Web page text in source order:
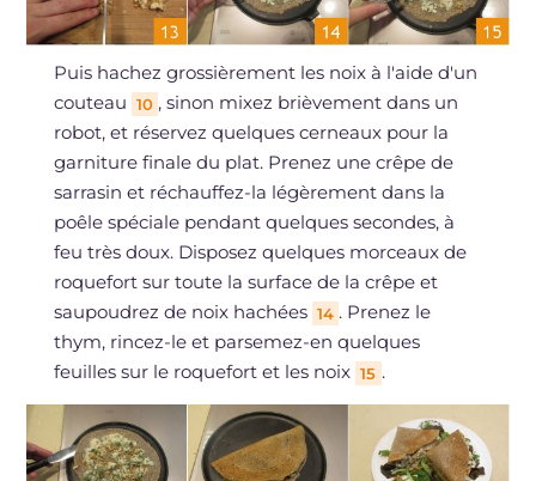
Puis hachez grossièrement les noix à l'aide d'un
couteau 10 , sinon mixez brièvement dans un
robot, et réservez quelques cerneaux pour la
garniture finale du plat. Prenez une crêpe de
sarrasin et réchauffez-la légèrement dans la
poêle spéciale pendant quelques secondes, à
feu très doux. Disposez quelques morceaux de
roquefort sur toute la surface de la crêpe et
saupoudrez de noix hachées 14 . Prenez le
thym, rincez-le et parsemez-en quelques
feuilles sur le roquefort et les noix 15 .